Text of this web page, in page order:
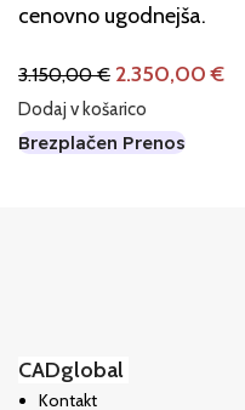
cenovno ugodnejša.
3.150,00€ 2.350,00€
Dodaj v košarico
Brezplačen Prenos
CADglobal
Kontakt